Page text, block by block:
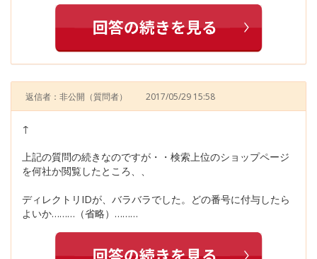
返信者：非公開 （質問者） 2017/05/29 15:58
↑
上記の質問の続きなのですが・・検索上位のショップページ
を何社か閲覧したところ、、
ディレクトリIDが、バラバラでした。どの番号に付与したら
よいか………（省略）………